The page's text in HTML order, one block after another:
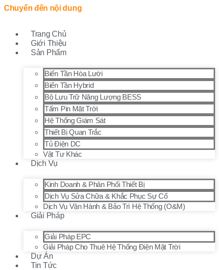
Chuyển đến nội dung
Trang Chủ
Giới Thiệu
Sản Phẩm
Biến Tần Hòa Lưới
Biến Tần Hybrid
Bộ Lưu Trữ Năng Lượng BESS
Tấm Pin Mặt Trời
Hệ Thống Giám Sát
Thiết Bị Quan Trắc
Tủ Điện DC
Vật Tư Khác
Dịch Vụ
Kinh Doanh & Phân Phối Thiết Bị
Dịch Vụ Sửa Chữa & Khắc Phục Sự Cố
Dịch Vụ Vận Hành & Bảo Trì Hệ Thống (O&M)
Giải Pháp
Giải Pháp EPC
Giải Pháp Cho Thuê Hệ Thống Điện Mặt Trời
Dự Án
Tin Tức